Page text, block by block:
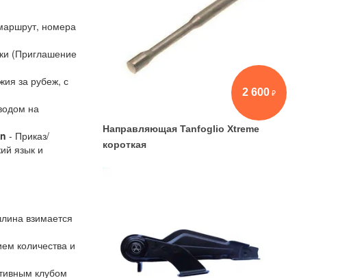
номера
(Приглашение
за рубеж, с
на
- Приказ/
язык и
взимается
количества и
клубом
2 600
Направляющая Tanfoglio Xtreme
короткая